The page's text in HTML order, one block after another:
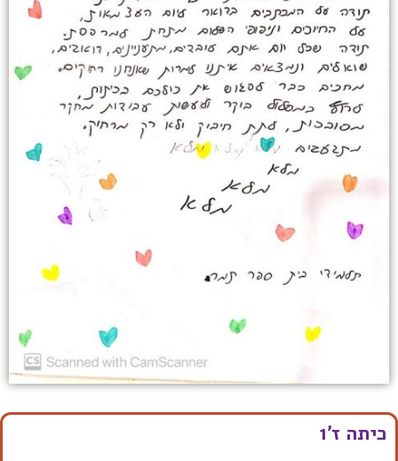
כיתה ז'1